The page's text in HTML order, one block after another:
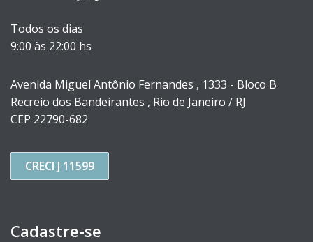
Todos os dias
9:00 às 22:00 hs
Avenida Miguel Antônio Fernandes , 1333 - Bloco B
Recreio dos Bandeirantes , Rio de Janeiro / RJ
CEP 22790-682
CRECI J 11599
Cadastre-se